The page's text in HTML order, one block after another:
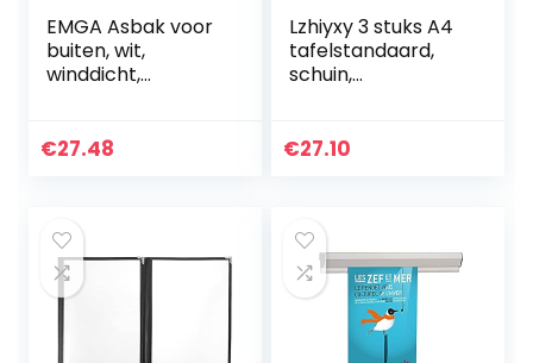
EMGA Asbak voor
buiten, wit,
winddicht,
bar, restaurant,
€27.48
Lzhiyxy 3 stuks A4
tafelstandaard,
schuin,
dubbelzijdige T-
€27.10